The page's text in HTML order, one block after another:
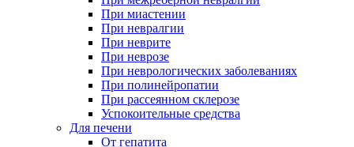
При миастении
При невралгии
При неврите
При неврозе
При неврологических заболеваниях
При полинейропатии
При рассеянном склерозе
Успокоительные средства
Для печени
От гепатита